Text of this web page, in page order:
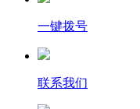
一键拨号
联系我们